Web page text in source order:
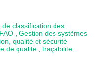
de classification des
Gestion des systèmes
qualité et sécurité
de qualité traçabilité